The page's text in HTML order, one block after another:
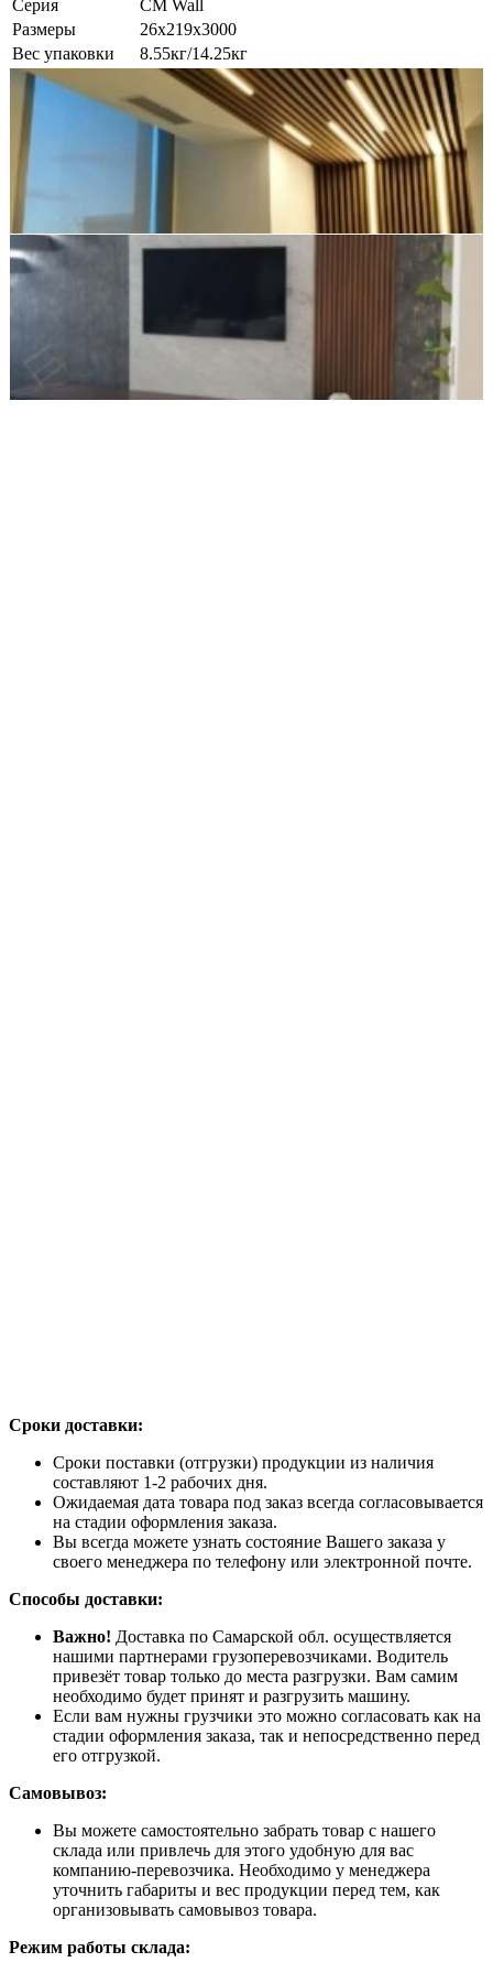
Серия
CM Wall
Размеры
26х219х3000
Вес упаковки
8.55кг/14.25кг
Сроки доставки:
Сроки поставки (отгрузки) продукции из наличия
составляют 1-2 рабочих дня.
Ожидаемая дата товара под заказ всегда согласовывается
на стадии оформления заказа.
Вы всегда можете узнать состояние Вашего заказа у
своего менеджера по телефону или электронной почте.
Способы доставки:
Важно! Доставка по Самарской обл. осуществляется
нашими партнерами грузоперевозчиками. Водитель
привезёт товар только до места разгрузки. Вам самим
необходимо будет принят и разгрузить машину.
Если вам нужны грузчики это можно согласовать как на
стадии оформления заказа, так и непосредственно перед
его отгрузкой.
Самовывоз:
Вы можете самостоятельно забрать товар с нашего
склада или привлечь для этого удобную для вас
компанию-перевозчика. Необходимо у менеджера
уточнить габариты и вес продукции перед тем, как
организовывать самовывоз товара.
Режим работы склада: